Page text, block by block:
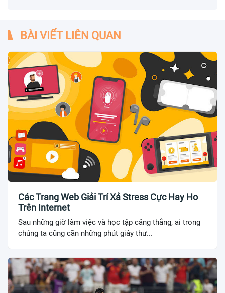
BÀI VIẾT LIÊN QUAN
Các Trang Web Giải Trí Xả Stress Cực Hay Ho
Trên Internet
Sau những giờ làm việc và học tập căng thẳng, ai trong
chúng ta cũng cần những phút giây thư...